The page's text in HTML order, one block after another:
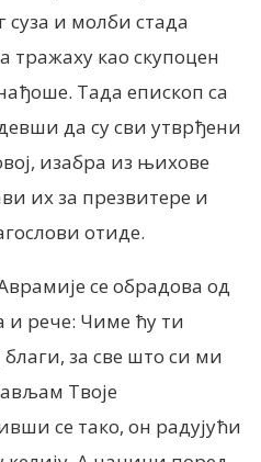
суза и молби стада
тражаху као скупоцен
Тада епископ са
да су сви утврђени
изабра из њихове
их за презвитере и
отиде.
се обрадова од
и рече: Чиме ћу ти
за све што си ми
Твоје
се тако, он радујући